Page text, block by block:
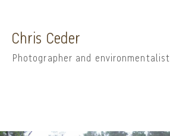
Chris Ceder
Photographer and environmentalist